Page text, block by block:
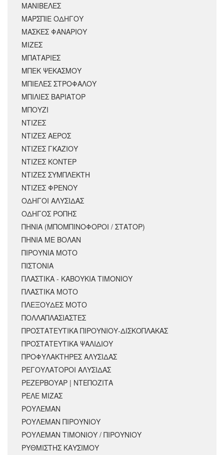
ΜΑΝΙΒΕΛΕΣ
ΜΑΡΣΠΙΕ ΟΔΗΓΟΥ
ΜΑΣΚΕΣ ΦΑΝΑΡΙΟΥ
ΜΙΖΕΣ
ΜΠΑΤΑΡΙΕΣ
ΜΠΕΚ ΨΕΚΑΣΜΟΥ
ΜΠΙΕΛΕΣ ΣΤΡΟΦΑΛΟΥ
ΜΠΙΛΙΕΣ ΒΑΡΙΑΤΟΡ
ΜΠΟΥΖΙ
ΝΤΙΖΕΣ
ΝΤΙΖΕΣ ΑΕΡΟΣ
ΝΤΙΖΕΣ ΓΚΑΖΙΟΥ
ΝΤΙΖΕΣ ΚΟΝΤΕΡ
ΝΤΙΖΕΣ ΣΥΜΠΛΕΚΤΗ
ΝΤΙΖΕΣ ΦΡΕΝΟΥ
ΟΔΗΓΟΙ ΑΛΥΣΙΔΑΣ
ΟΔΗΓΟΣ ΡΟΠΗΣ
ΠΗΝΙΑ (ΜΠΟΜΠΙΝΟΦΟΡΟΙ / ΣΤΑΤΟΡ)
ΠΗΝΙΑ ΜΕ ΒΟΛΑΝ
ΠΙΡΟΥΝΙΑ ΜΟΤΟ
ΠΙΣΤΟΝΙΑ
ΠΛΑΣΤΙΚΑ - ΚΑΒΟΥΚΙΑ ΤΙΜΟΝΙΟΥ
ΠΛΑΣΤΙΚΑ ΜΟΤΟ
ΠΛΕΞΟΥΔΕΣ ΜΟΤΟ
ΠΟΛΛΑΠΛΑΣΙΑΣΤΕΣ
ΠΡΟΣΤΑΤΕΥΤΙΚΑ ΠΙΡΟΥΝΙΟΥ-ΔΙΣΚΟΠΛΑΚΑΣ
ΠΡΟΣΤΑΤΕΥΤΙΚΑ ΨΑΛΙΔΙΟΥ
ΠΡΟΦΥΛΑΚΤΗΡΕΣ ΑΛΥΣΙΔΑΣ
ΡΕΓΟΥΛΑΤΟΡΟΙ ΑΛΥΣΙΔΑΣ
ΡΕΖΕΡΒΟΥΑΡ | ΝΤΕΠΟΖΙΤΑ
ΡΕΛΕ ΜΙΖΑΣ
ΡΟΥΛΕΜΑΝ
ΡΟΥΛΕΜΑΝ ΠΙΡΟΥΝΙΟΥ
ΡΟΥΛΕΜΑΝ ΤΙΜΟΝΙΟΥ / ΠΙΡΟΥΝΙΟΥ
ΡΥΘΜΙΣΤΗΣ ΚΑΥΣΙΜΟΥ